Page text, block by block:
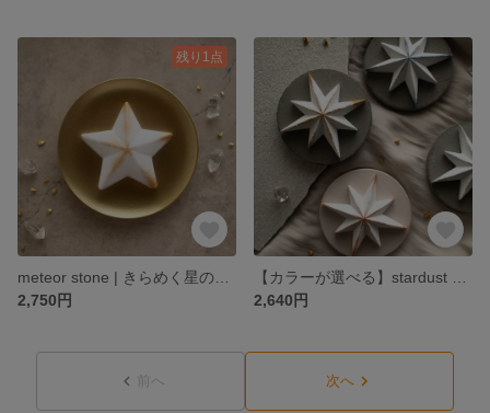
残り1点
2,750円
2,640円
前へ 次へ